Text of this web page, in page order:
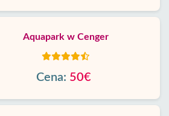
Aquapark w Cenger
Cena: 50€